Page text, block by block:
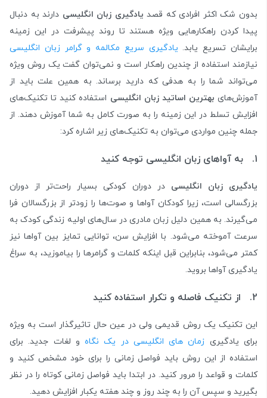
بدون شک اکثر افرادی که قصد یادگیری زبان انگلیسی دارند به دنبال
پیدا کردن راهکارهایی ویژه هستند تا روند پیشرفت در این زمینه
برایشان تسریع یابد. یادگیری سریع مکالمه و گرامر زبان انگلیسی
نیازمند استفاده از چندین راهکار است و نمی‌توان گفت یک روش ویژه
می‌تواند شما را به هدفی که دارید برساند. به همین علت باید از
آموزش‌های بهترین اساتید زبان انگلیسی استفاده کنید تا تکنیک‌های
افزایش تسلط در این زمینه را به صورت کامل به شما آموزش دهند. از
جمله چنین مواردی می‌توان به تکنیک‌های زیر اشاره کرد:
1. به آواهای زبان انگلیسی توجه کنید
یادگیری زبان انگلیسی در دوران کودکی بسیار راحت‌تر از دوران
بزرگسالی است، زیرا کودکان آواها و صوت‌ها را زودتر از بزرگسالان فرا
می‌گیرند. به همین دلیل زبان مادری در سال‌های اولیه زندگی کودک به
سرعت آموخته می‌شود. با افزایش سن، توانایی تمایز بین آواها نیز
کمتر می‌شود، بنابراین قبل اینکه کلمات و گرامرها را بیاموزید، به سراغ
یادگیری آواها بروید.
2. از تکنیک فاصله و تکرار استفاده کنید
این تکنیک یک روش قدیمی ولی در عین حال تاثیرگذار است به ویژه
برای یادگیری زمان های انگلیسی در یک نگاهو لغات جدید. برای
استفاده از این روش باید فواصل زمانی را برای خود مشخص کنید و
کلمات و قواعد را مرور کنید. در ابتدا باید فواصل زمانی کوتاه را در نظر
بگیرید و سپس آن را به چند روز و چند هفته یکبار افزایش دهید.